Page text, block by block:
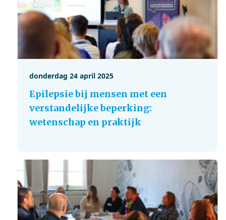
donderdag 24 april 2025
Epilepsie bij mensen met een
verstandelijke beperking:
wetenschap en praktijk